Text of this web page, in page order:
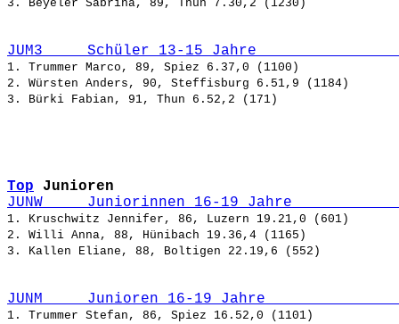
JUM3     Schüler 13-15 Jahre
1. Trummer Marco, 89, Spiez 6.37,0 (1100)
2. Würsten Anders, 90, Steffisburg 6.51,9 (1184)
Top
Junioren
JUNW     Juniorinnen 16-19 Jahre
1. Kruschwitz Jennifer, 86, Luzern 19.21,0 (601)
2. Willi Anna, 88, Hünibach 19.36,4 (1165)
JUNM     Junioren 16-19 Jahre
1. Trummer Stefan, 86, Spiez 16.52,0 (1101)